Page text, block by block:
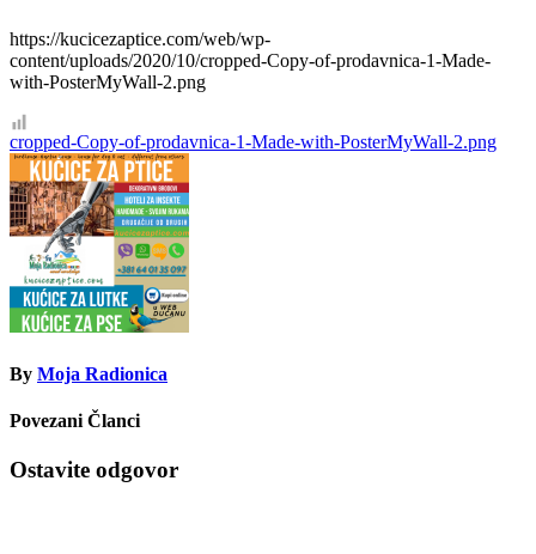
https://kucicezaptice.com/web/wp-
content/uploads/2020/10/cropped-Copy-of-prodavnica-1-Made-
with-PosterMyWall-2.png
Кретање
чланка
cropped-Copy-of-prodavnica-1-Made-with-PosterMyWall-2.png
By Moja Radionica
Povezani Članci
Ostavite odgovor